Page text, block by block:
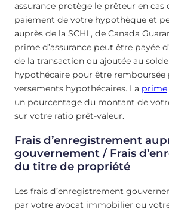
assurance protège le prêteur en cas
paiement de votre hypothèque et
auprès de la SCHL, de Canada
prime d’assurance peut être payée
de la transaction ou ajoutée au
hypothécaire pour être remboursée
versements hypothécaires. La prime
un pourcentage du montant de
sur votre ratio prêt-valeur.
Frais d’enregistrement
gouvernement / Frais
du titre de propriété
Les frais d’enregistrement
par votre avocat immobilier ou